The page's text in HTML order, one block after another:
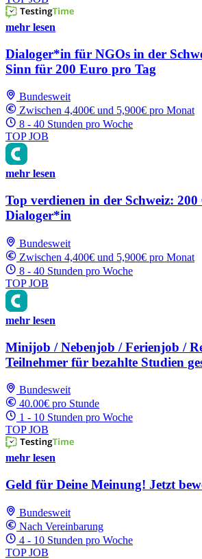
mehr lesen
Dialoger*in für NGOs in der
Sinn für 200 Euro pro Tag
Bundesweit
Zwischen 4,400€ und 5,900€ pro Monat
8 - 40 Stunden pro Woche
TOP JOB
mehr lesen
Top verdienen in der Schweiz:
Dialoger*in
Bundesweit
Zwischen 4,400€ und 5,900€ pro Monat
8 - 40 Stunden pro Woche
TOP JOB
mehr lesen
Minijob / Nebenjob / Ferienjob /
Teilnehmer für bezahlte Studien
Bundesweit
40.00€ pro Stunde
1 - 10 Stunden pro Woche
TOP JOB
mehr lesen
Geld für Deine Meinung! Jetzt
Bundesweit
Nach Vereinbarung
4 - 10 Stunden pro Woche
TOP JOB